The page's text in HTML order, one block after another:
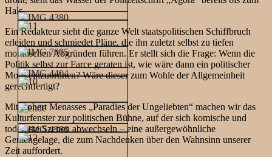
Hals.
Ein Redakteur sieht die ganze Welt staatspolitischen Schiffbruch
erleiden und schmiedet Pläne, die ihn zuletzt selbst zu tiefen
moralischen Abgründen führen. Er stellt sich die Frage: Wenn die
Politik selbst zur Farce geraten ist, wie wäre dann ein politischer
Mord einzuordnen? Wäre dieser zum Wohle der Allgemeinheit
gerechtfertigt?
Mit Robert Menasses „Paradies der Ungeliebten“ machen wir das
Kulturfenster zur politischen Bühne, auf der sich komische und
todernste Szenen abwechseln – eine außergewöhnliche
Gemengelage, die zum Nachdenken über den Wahnsinn unserer
Zeit auffordert.